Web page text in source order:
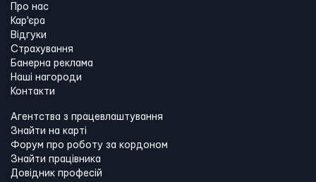
Про нас
Кар'єра
Відгуки
Страхування
Банерна реклама
Наші нагороди
Контакти
Агентства з працевлаштування
Знайти на карті
Форум про роботу за кордоном
Знайти працівника
Довідник професій